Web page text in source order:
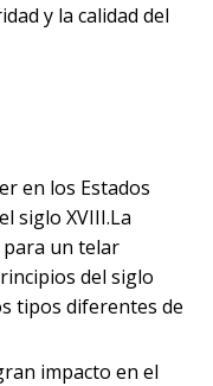
y la calidad del
en los Estados
siglo XVIII.La
un telar
del siglo
tipos diferentes de
impacto en el